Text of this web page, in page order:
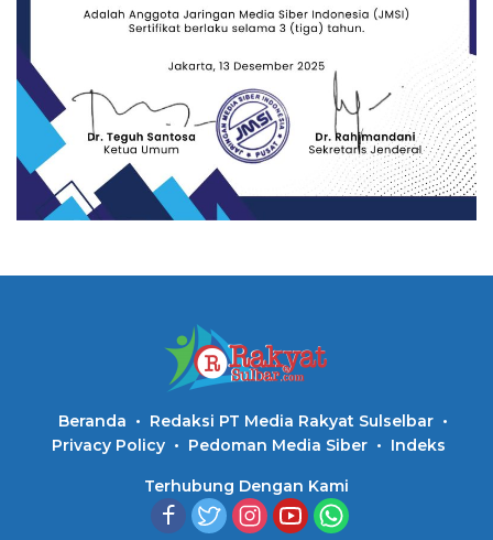
Beranda
Redaksi PT Media Rakyat Sulselbar
Privacy Policy
Pedoman Media Siber Indeks
Terhubung Dengan Kami